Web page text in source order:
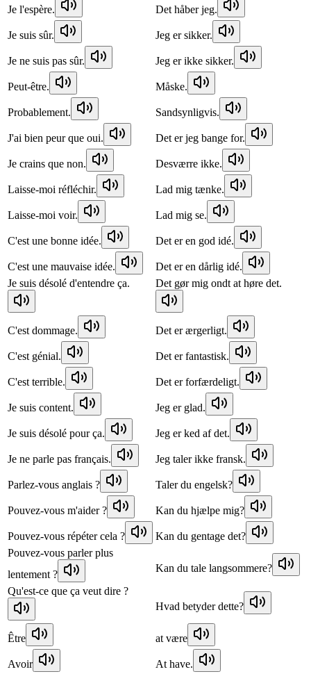
Je l'espère. Det håber jeg.
Je suis sûr. Jeg er sikker.
Je ne suis pas sûr. Jeg er ikke sikker.
Peut-être. Måske.
Probablement. Sandsynligvis.
J'ai bien peur que oui. Det er jeg bange for.
Je crains que non. Desværre ikke.
Laisse-moi réfléchir. Lad mig tænke.
Laisse-moi voir. Lad mig se.
C'est une bonne idée. Det er en god idé.
C'est une mauvaise idée.
Det er en dårlig idé.
Je suis désolé d'entendre ça.
Det gør mig ondt at høre det.
C'est dommage. Det er ærgerligt.
C'est génial. Det er fantastisk.
C'est terrible. Det er forfærdeligt.
Je suis content. Jeg er glad.
Je suis désolé pour ça. Jeg er ked af det.
Je ne parle pas français. Jeg taler ikke fransk.
Parlez-vous anglais ? Taler du engelsk?
Pouvez-vous m'aider ? Kan du hjælpe mig?
Pouvez-vous répéter cela ?
Kan du gentage det?
Pouvez-vous parler plus
lentement ?
Kan du tale langsommere?
Qu'est-ce que ça veut dire ?
Hvad betyder dette?
Être at være
Avoir At have.